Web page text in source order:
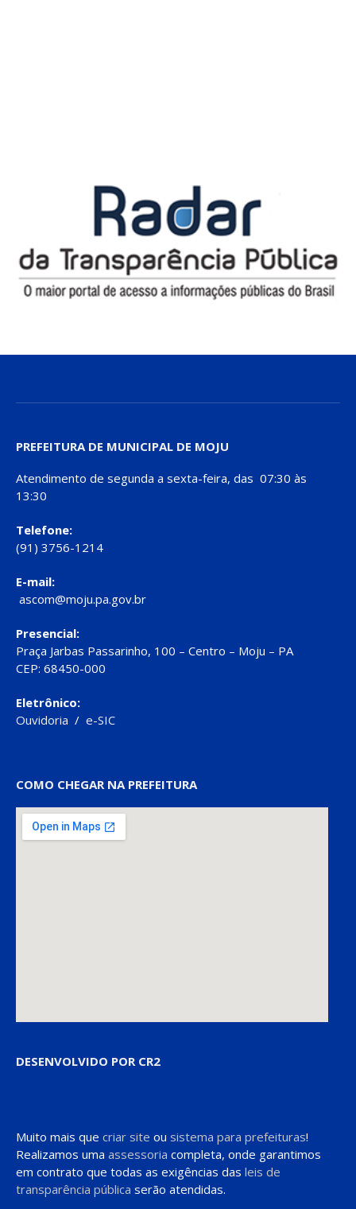
PREFEITURA DE MUNICIPAL DE MOJU
Atendimento de segunda a sexta-feira, das 07:30 às
13:30
Telefone:
(91) 3756-1214
E-mail:
ascom@moju.pa.gov.br
Presencial:
Praça Jarbas Passarinho, 100 – Centro – Moju – PA
CEP: 68450-000
Eletrônico:
Ouvidoria / e-SIC
COMO CHEGAR NA PREFEITURA
DESENVOLVIDO POR CR2
Muito mais que criar site ou sistema para prefeituras!
Realizamos uma assessoria completa, onde garantimos
em contrato que todas as exigências das leis de
transparência pública serão atendidas.